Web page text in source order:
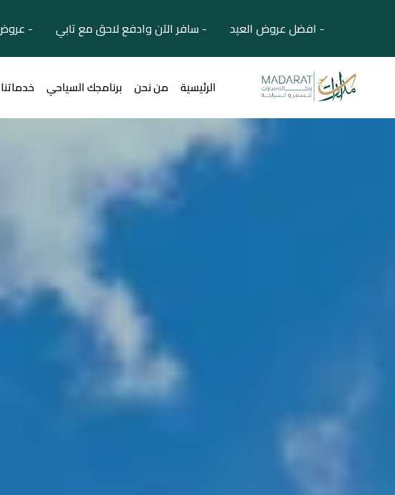
- افضل عروض العيد - سافر الآن وادفع لاحق مع تابي - عروض
الرئيسية من نحن برنامجك السياحي خدماتنا